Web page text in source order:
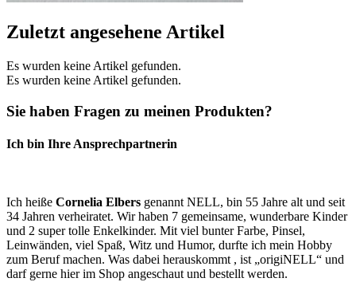
Zuletzt angesehene Artikel
Es wurden keine Artikel gefunden.
Es wurden keine Artikel gefunden.
Sie haben Fragen zu meinen Produkten?
Ich bin Ihre Ansprechpartnerin
Ich heiße Cornelia Elbers genannt NELL, bin 55 Jahre alt und seit
34 Jahren verheiratet. Wir haben 7 gemeinsame, wunderbare Kinder
und 2 super tolle Enkelkinder. Mit viel bunter Farbe, Pinsel,
Leinwänden, viel Spaß, Witz und Humor, durfte ich mein Hobby
zum Beruf machen. Was dabei herauskommt , ist „origiNELL“ und
darf gerne hier im Shop angeschaut und bestellt werden.